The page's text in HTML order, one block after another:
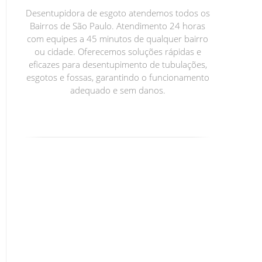
Desentupidora de esgoto atendemos todos os
Bairros de São Paulo. Atendimento 24 horas
com equipes a 45 minutos de qualquer bairro
ou cidade. Oferecemos soluções rápidas e
eficazes para desentupimento de tubulações,
esgotos e fossas, garantindo o funcionamento
adequado e sem danos.